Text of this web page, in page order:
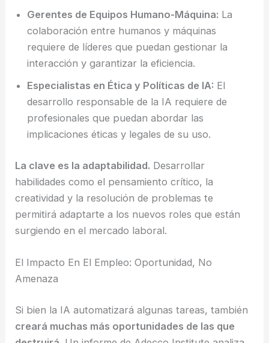
Gerentes de Equipos Humano-Máquina: La
colaboración entre humanos y máquinas
requiere de líderes que puedan gestionar la
interacción y garantizar la eficiencia.
Especialistas en Ética y Políticas de IA: El
desarrollo responsable de la IA requiere de
profesionales que puedan abordar las
implicaciones éticas y legales de su uso.
La clave es la adaptabilidad. Desarrollar
habilidades como el pensamiento crítico, la
creatividad y la resolución de problemas te
permitirá adaptarte a los nuevos roles que están
surgiendo en el mercado laboral.
El Impacto En El Empleo: Oportunidad, No
Amenaza
Si bien la IA automatizará algunas tareas, también
creará muchas más oportunidades de las que